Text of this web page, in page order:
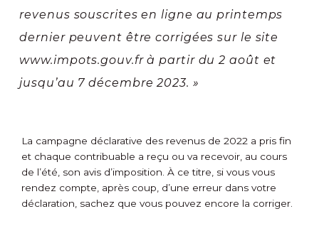
revenus souscrites en ligne au printemps
dernier peuvent être corrigées sur le site
www.impots.gouv.fr à partir du 2 août et
jusqu’au 7 décembre 2023. »
La campagne déclarative des revenus de 2022 a pris fin
et chaque contribuable a reçu ou va recevoir, au cours
de l’été, son avis d’imposition. À ce titre, si vous vous
rendez compte, après coup, d’une erreur dans votre
déclaration, sachez que vous pouvez encore la corriger.